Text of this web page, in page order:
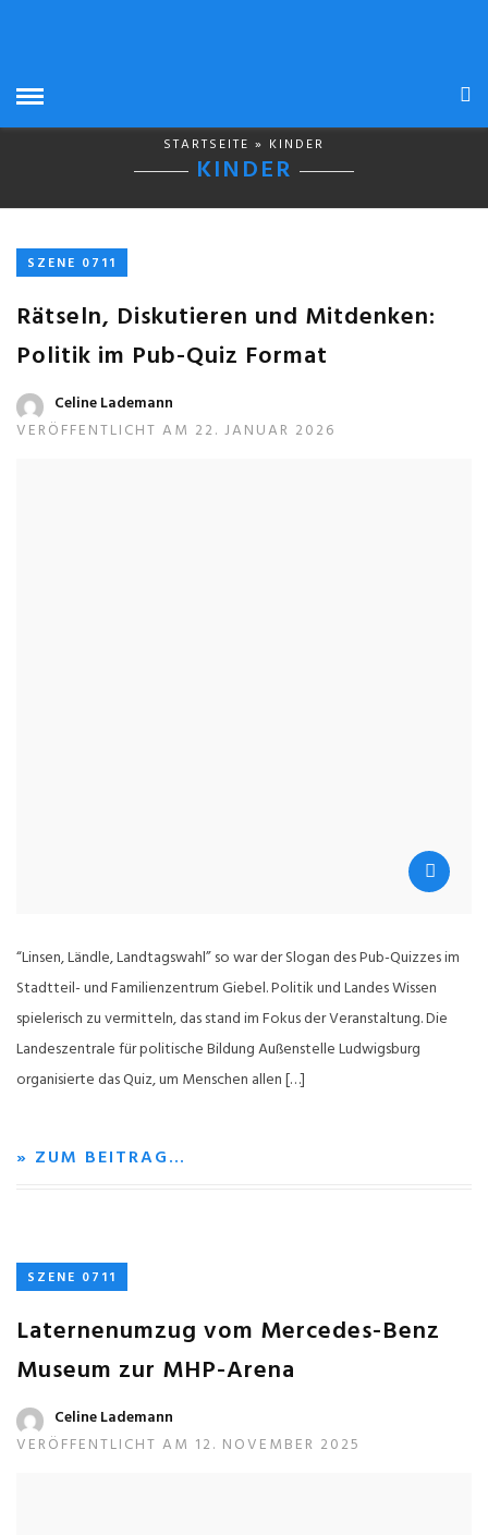
STARTSEITE » KINDER
KINDER
SZENE 0711
Rätseln, Diskutieren und Mitdenken:
Politik im Pub-Quiz Format
Celine Lademann
VERÖFFENTLICHT AM 22. JANUAR 2026
“Linsen, Ländle, Landtagswahl” so war der Slogan des Pub-Quizzes im
Stadtteil- und Familienzentrum Giebel. Politik und Landes Wissen
spielerisch zu vermitteln, das stand im Fokus der Veranstaltung. Die
Landeszentrale für politische Bildung Außenstelle Ludwigsburg
organisierte das Quiz, um Menschen allen […]
» ZUM BEITRAG…
SZENE 0711
Laternenumzug vom Mercedes-Benz
Museum zur MHP-Arena
Celine Lademann
VERÖFFENTLICHT AM 12. NOVEMBER 2025